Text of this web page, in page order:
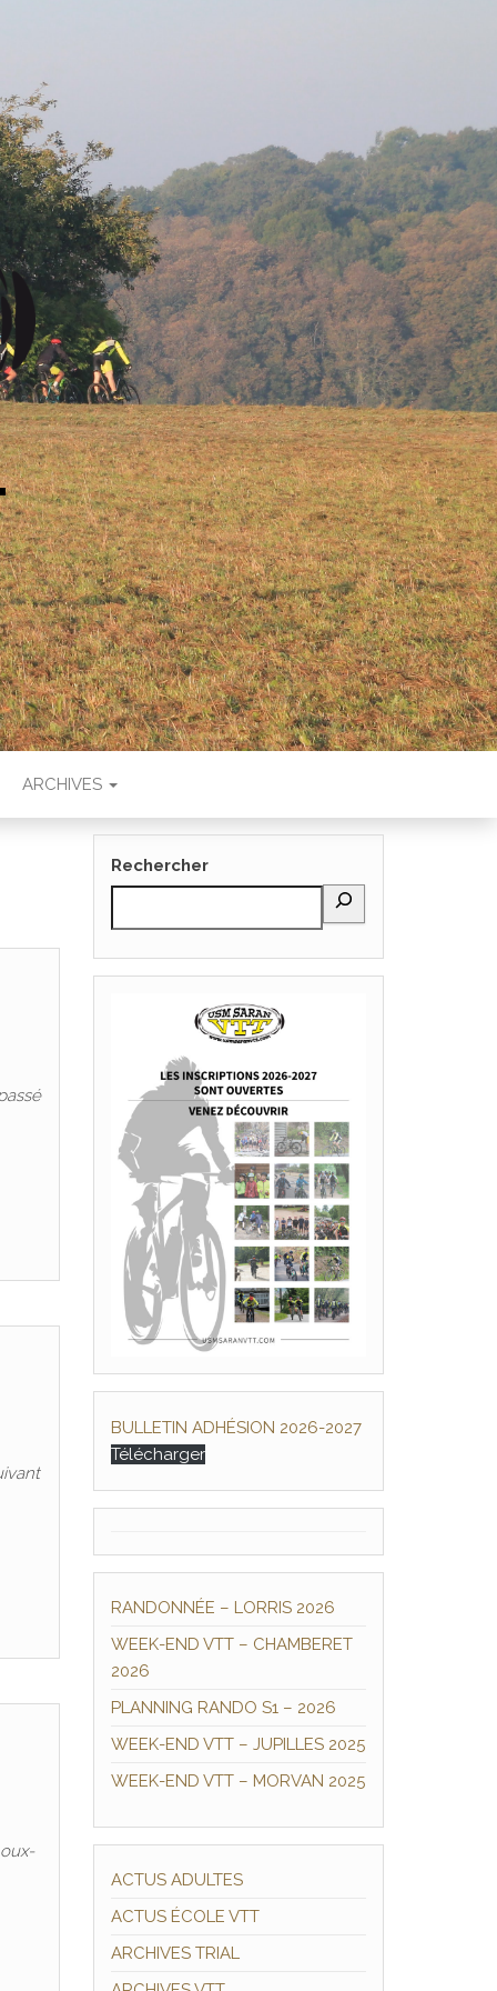
ARCHIVES
Rechercher
BULLETIN ADHÉSION 2026-2027
Télécharger
RANDONNÉE – LORRIS 2026
WEEK-END VTT – CHAMBERET
2026
PLANNING RANDO S1 – 2026
WEEK-END VTT – JUPILLES 2025
WEEK-END VTT – MORVAN 2025
ACTUS ADULTES
ACTUS ÉCOLE VTT
ARCHIVES TRIAL